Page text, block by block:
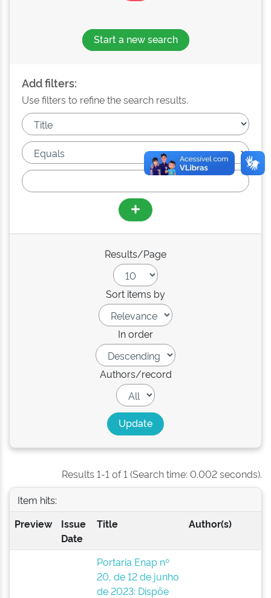
Start a new search
Add filters:
Use filters to refine the search results.
Results/Page
Sort items by
In order
Authors/record
Results 1-1 of 1 (Search time: 0.002 seconds).
Item hits:
Preview
Issue
Date
Title Author(s)
Portaria Enap nº
20, de 12 de junho
de 2023: Dispõe